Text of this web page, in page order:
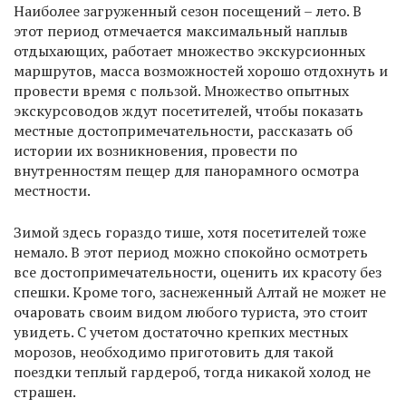
Наиболее загруженный сезон посещений – лето. В
этот период отмечается максимальный наплыв
отдыхающих, работает множество экскурсионных
маршрутов, масса возможностей хорошо отдохнуть и
провести время с пользой. Множество опытных
экскурсоводов ждут посетителей, чтобы показать
местные достопримечательности, рассказать об
истории их возникновения, провести по
внутренностям пещер для панорамного осмотра
местности.
Зимой здесь гораздо тише, хотя посетителей тоже
немало. В этот период можно спокойно осмотреть
все достопримечательности, оценить их красоту без
спешки. Кроме того, заснеженный Алтай не может не
очаровать своим видом любого туриста, это стоит
увидеть. С учетом достаточно крепких местных
морозов, необходимо приготовить для такой
поездки теплый гардероб, тогда никакой холод не
страшен.